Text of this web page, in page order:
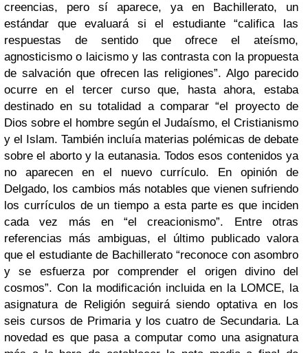
creencias, pero sí aparece, ya en Bachillerato, un
estándar que evaluará si el estudiante “califica las
respuestas de sentido que ofrece el ateísmo,
agnosticismo o laicismo y las contrasta con la propuesta
de salvación que ofrecen las religiones”. Algo parecido
ocurre en el tercer curso que, hasta ahora, estaba
destinado en su totalidad a comparar “el proyecto de
Dios sobre el hombre según el Judaísmo, el Cristianismo
y el Islam. También incluía materias polémicas de debate
sobre el aborto y la eutanasia. Todos esos contenidos ya
no aparecen en el nuevo currículo. En opinión de
Delgado, los cambios más notables que vienen sufriendo
los currículos de un tiempo a esta parte es que inciden
cada vez más en “el creacionismo”. Entre otras
referencias más ambiguas, el último publicado valora
que el estudiante de Bachillerato “reconoce con asombro
y se esfuerza por comprender el origen divino del
cosmos”. Con la modificación incluida en la LOMCE, la
asignatura de Religión seguirá siendo optativa en los
seis cursos de Primaria y los cuatro de Secundaria. La
novedad es que pasa a computar como una asignatura